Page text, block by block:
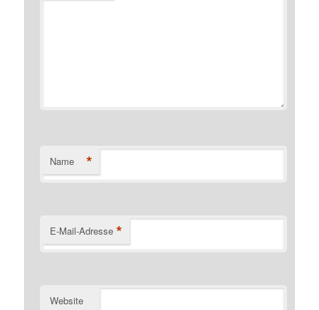
Name *
E-Mail-Adresse *
Website